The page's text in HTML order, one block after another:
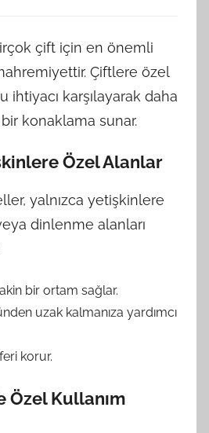
çift için en önemli
Çiftlere özel
ihtiyacı karşılayarak daha
konaklama sunar.
Özel Alanlar
yalnızca yetişkinlere
dinlenme alanları
bir ortam sağlar.
uzak kalmanıza yardımcı
korur.
Özel Kullanım